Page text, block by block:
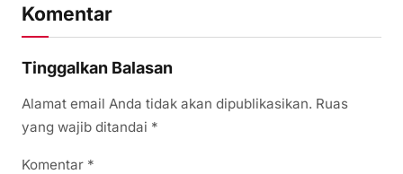
Komentar
Tinggalkan Balasan
Alamat email Anda tidak akan dipublikasikan. Ruas
yang wajib ditandai *
Komentar *